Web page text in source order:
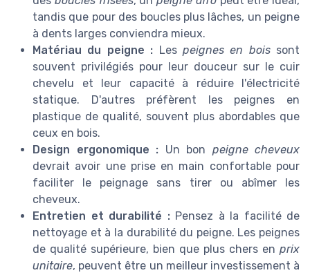
tandis que pour des boucles plus lâches, un peigne
à dents larges conviendra mieux.
Matériau du peigne : Les peignes en boissont
souvent privilégiés pour leur douceur sur le cuir
chevelu et leur capacité à réduire l'électricité
statique. D'autres préfèrent les peignes en
plastique de qualité, souvent plus abordables que
ceux en bois.
Design ergonomique : Un bon peigne cheveux
devrait avoir une prise en main confortable pour
faciliter le peignage sans tirer ou abîmer les
cheveux.
Entretien et durabilité :Pensez à la facilité de
nettoyage et à la durabilité du peigne. Les peignes
de qualité supérieure, bien que plus chers en prix
unitaire, peuvent être un meilleur investissement à